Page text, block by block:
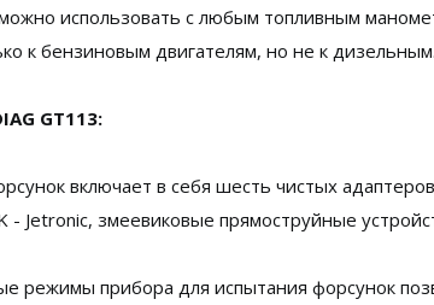
использовать с любым топливным
к бензиновым двигателям, но не к дизельным.
GT113:
включает в себя шесть чистых
- Jetronic, змеевиковые прямоструйные
режимы прибора для испытания форсунок